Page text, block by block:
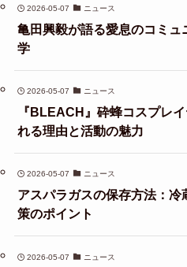
2026-05-07 ニュース
亀田興毅が語る愛息のコミ
学
2026-05-07 ニュース
『BLEACH』砕蜂コスプレ
れる理由と活動の魅力
2026-05-07 ニュース
アスパラガスの保存方法：
策のポイント
2026-05-07 ニュース